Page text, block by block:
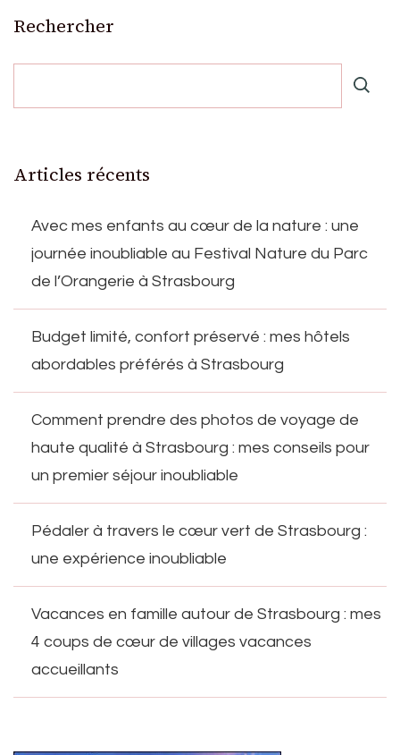
Rechercher
Articles récents
Avec mes enfants au cœur de la nature : une
journée inoubliable au Festival Nature du Parc
de l’Orangerie à Strasbourg
Budget limité, confort préservé : mes hôtels
abordables préférés à Strasbourg
Comment prendre des photos de voyage de
haute qualité à Strasbourg : mes conseils pour
un premier séjour inoubliable
Pédaler à travers le cœur vert de Strasbourg :
une expérience inoubliable
Vacances en famille autour de Strasbourg : mes
4 coups de cœur de villages vacances
accueillants